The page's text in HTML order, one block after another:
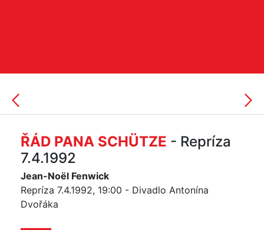
ŘÁD PANA SCHÜTZE - Repríza
7.4.1992
Jean-Noël Fenwick
Repríza 7.4.1992, 19:00 - Divadlo Antonína
Dvořáka